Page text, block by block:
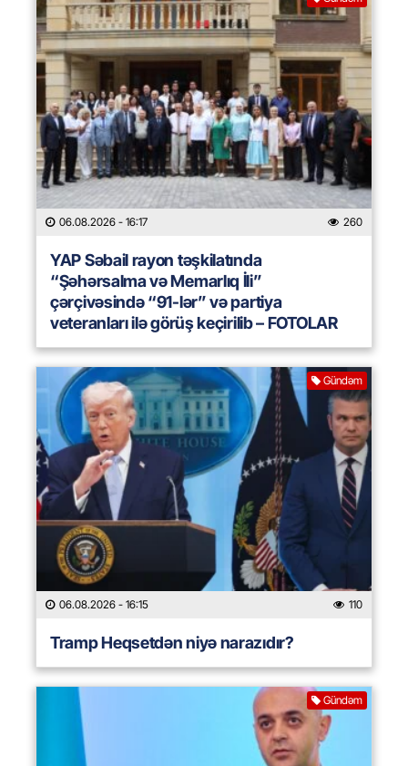
06.08.2026 - 16:17 260
YAP Səbail rayon təşkilatında
“Şəhərsalma və Memarlıq İli”
çərçivəsində “91-lər” və partiya
veteranları ilə görüş keçirilib – FOTOLAR
Gündəm
06.08.2026 - 16:15 110
Tramp Heqsetdən niyə narazıdır?
Gündəm